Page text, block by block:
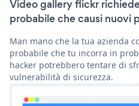
Video gallery flickr
probabile che causi nuovi
Man mano che la tua azienda
probabile che tu incorra in
hacker potrebbero tentare di
vulnerabilità di sicurezza.